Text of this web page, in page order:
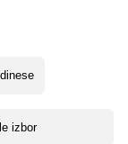
izbor